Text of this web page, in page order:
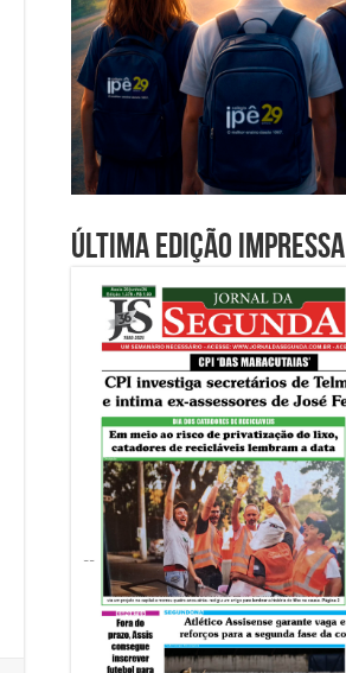
Última edição impressa